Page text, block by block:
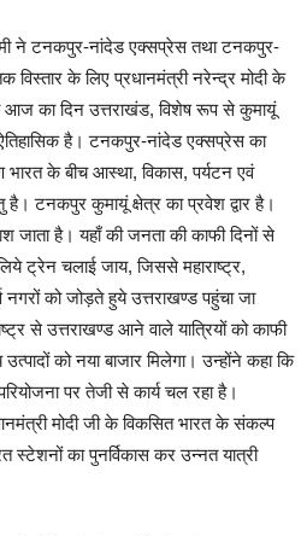
ने टनकपुर-नांदेड एक्सप्रेस तथा टनकपुर-
विस्तार के लिए प्रधानमंत्री नरेन्द्र मोदी के
आज का दिन उत्तराखंड, विशेष रूप से कुमायूं
है। टनकपुर-नांदेड एक्सप्रेस का
भारत के बीच आस्था, विकास, पर्यटन एवं
टनकपुर कुमायूं क्षेत्र का प्रवेश द्वार है।
जाता है। यहाँ की जनता की काफी दिनों से
ट्रेन चलाई जाय, जिससे महाराष्ट्र,
को जोड़ते हुये उत्तराखण्ड पहुंचा जा
से उत्तराखण्ड आने वाले यात्रियों को काफी
को नया बाजार मिलेगा। उन्होंने कहा कि
पर तेजी से कार्य चल रहा है।
मोदी जी के विकसित भारत के संकल्प
स्टेशनों का पुनर्विकास कर उन्नत यात्री